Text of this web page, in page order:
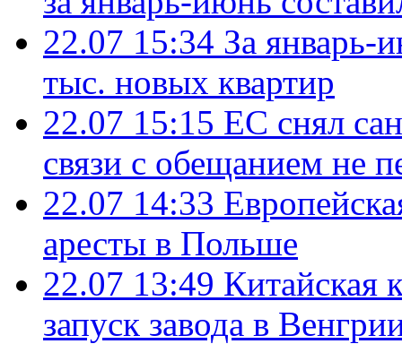
22.07 15:34 За январь-
тыс. новых квартир
22.07 15:15 ЕС снял
связи с обещанием не
22.07 14:33
аресты в Польше
22.07 13:49 Китайская
запуск завода в